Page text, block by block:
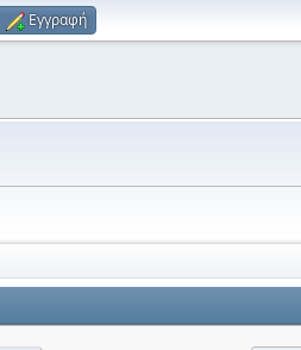
Εγγραφή